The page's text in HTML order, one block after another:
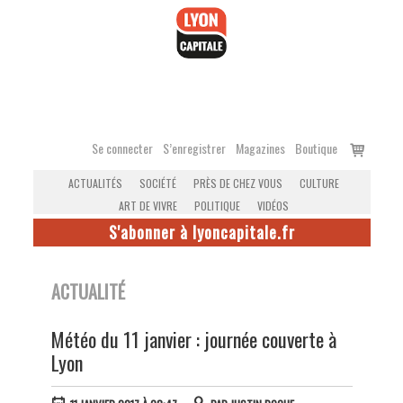
Se connecter S’enregistrer Magazines Boutique
Voir
ACTUALITÉS SOCIÉTÉ PRÈS DE CHEZ VOUS
CULTURE
ART DE VIVRE
POLITIQUE VIDÉOS
S'abonner à lyoncapitale.fr
ACTUALITÉ
Météo du 11 janvier : journée couverte à
Lyon